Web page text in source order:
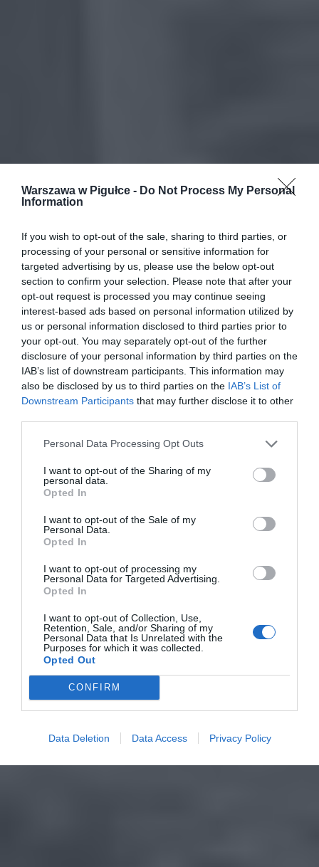
Warszawa w Pigułce - Do Not Process My Personal
Information
If you wish to opt-out of the sale, sharing to third parties, or
processing of your personal or sensitive information for
targeted advertising by us, please use the below opt-out
section to confirm your selection. Please note that after your
opt-out request is processed you may continue seeing
interest-based ads based on personal information utilized by
us or personal information disclosed to third parties prior to
your opt-out. You may separately opt-out of the further
disclosure of your personal information by third parties on the
IAB’s list of downstream participants. This information may
also be disclosed by us to third parties on the IAB’s List of
Downstream Participants that may further disclose it to other
Personal Data Processing Opt Outs
I want to opt-out of the Sharing of my
personal data.
Opted In
I want to opt-out of the Sale of my
Personal Data.
Opted In
I want to opt-out of processing my
Personal Data for Targeted Advertising.
Opted In
I want to opt-out of Collection, Use,
Retention, Sale, and/or Sharing of my
Personal Data that Is Unrelated with the
Purposes for which it was collected.
Opted Out
CONFIRM
Data Deletion Data Access Privacy Policy